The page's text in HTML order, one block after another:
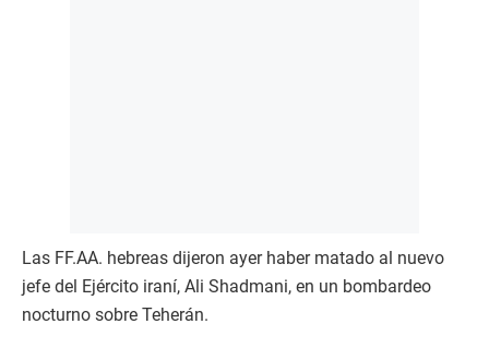
Las FF.AA. hebreas dijeron ayer haber matado al nuevo
jefe del Ejército iraní, Ali Shadmani, en un bombardeo
nocturno sobre Teherán.